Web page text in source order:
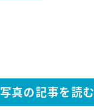
写真の記事を読む